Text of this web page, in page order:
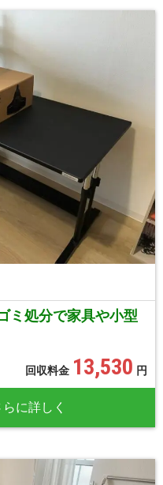
ミ処分で家具や小型
回収料金 13,530 円
に詳しく